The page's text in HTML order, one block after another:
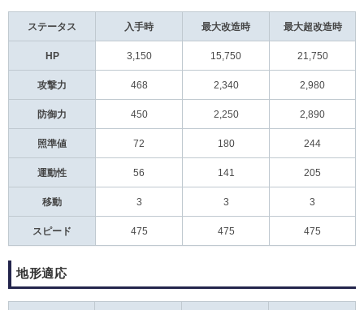
ステータス 入手時 最大改造時 最大超改造時
HP 3,150 15,750 21,750
攻撃力 468 2,340 2,980
防御力 450 2,250 2,890
照準値 72 180 244
運動性 56 141 205
移動 3 3 3
スピード 475 475 475
地形適応